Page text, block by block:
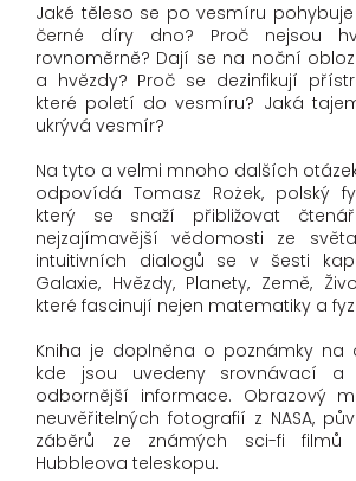
Jaké těleso se po vesmíru pohybuje
černé díry dno? Proč nejsou
rovnoměrně? Dají se na noční
a hvězdy? Proč se dezinfikují
které poletí do vesmíru? Jaká
ukrývá vesmír?
Na tyto a velmi mnoho dalších
odpovídá Tomasz Rożek, polský
který se snaží přibližovat
nejzajímavější vědomosti ze
intuitivních dialogů se v šesti
Galaxie, Hvězdy, Planety, Země,
které fascinují nejen matematiky a
Kniha je doplněna o poznámky na
kde jsou uvedeny srovnávací a
odbornější informace. Obrazový
neuvěřitelných fotografií z NASA,
záběrů ze známých sci-fi
Hubbleova teleskopu.